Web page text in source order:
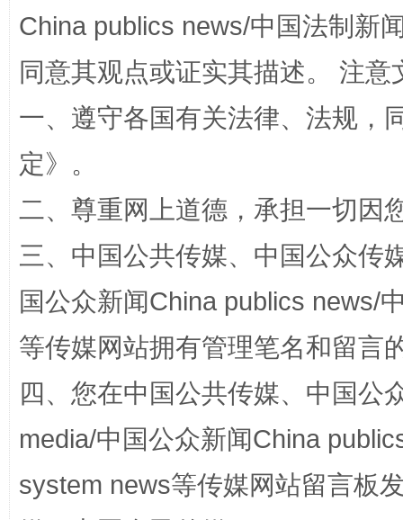
China publics news/中国法制新
同意其观点或证实其描述。 注
一、遵守各国有关法律、法规，
定》。
二、尊重网上道德，承担一切因
三、中国公共传媒、中国公众传
国公众新闻China publics news/
等传媒网站拥有管理笔名和留言
四、您在中国公共传媒、中国公
media/中国公众新闻China
system news等传媒网站留言板